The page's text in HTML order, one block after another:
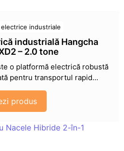
industriale
industrială Hangcha
– 2.0 tone
o platformă electrică robustă
pentru transportul rapid...
produs